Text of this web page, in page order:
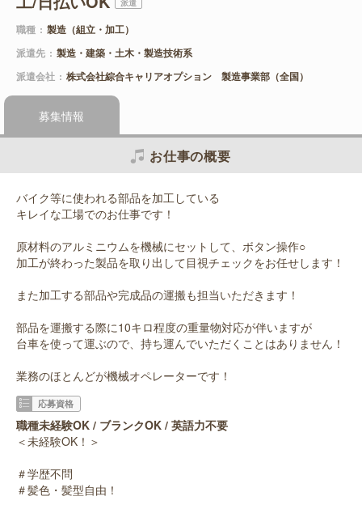
職種
製造（組立・加工）
派遣先
製造・建築・土木・製造技術系
派遣会社
株式会社綜合キャリアオプション 製造事業部（全国）
募集情報
お仕事の概要
バイク等に使われる部品を加工している
キレイな工場でのお仕事です！
原材料のアルミニウムを機械にセットして、ボタン操作○
加工が終わった製品を取り出して目視チェックをお任せします！
また加工する部品や完成品の運搬も担当いただきます！
部品を運搬する際に10キロ程度の重量物対応が伴いますが
台車を使って運ぶので、持ち運んでいただくことはありません！
業務のほとんどが機械オペレーターです！
応募資格
職種未経験OK / ブランクOK / 英語力不要
＜未経験OK！＞
＃学歴不問
＃髪色・髪型自由！